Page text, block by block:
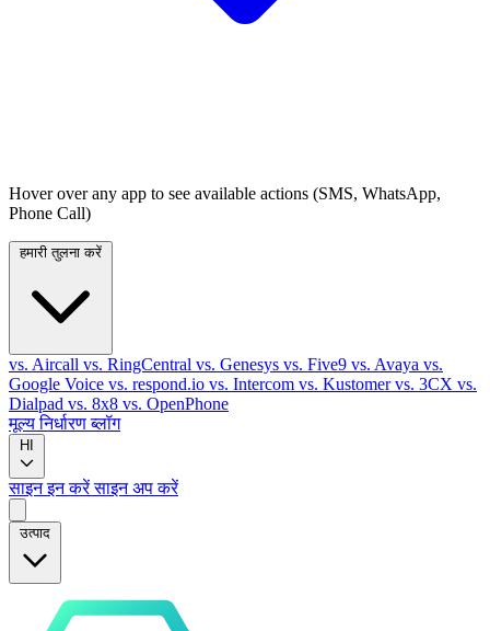
Hover over any app to see available actions (SMS, WhatsApp,
Phone Call)
vs. Aircall vs. RingCentral vs. Genesys vs. Five9 vs. Avaya vs.
Google Voice vs. respond.io vs. Intercom vs. Kustomervs. 3CX vs.
Dialpad vs. 8x8 vs. OpenPhone
मूल्य निर्धारणब्लॉग
HI
साइन इन करेंसाइन अप करें
उत्पाद